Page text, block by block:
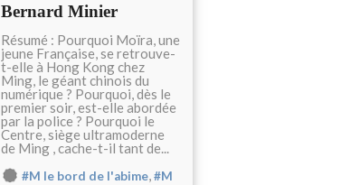
Bernard Minier
Résumé : Pourquoi Moïra, une
jeune Française, se retrouve-
t-elle à Hong Kong chez
Ming, le géant chinois du
numérique ? Pourquoi, dès le
premier soir, est-elle abordée
par la police ? Pourquoi le
Centre, siège ultramoderne
de Ming , cache-t-il tant de...
#M le bord de l'abime,#M